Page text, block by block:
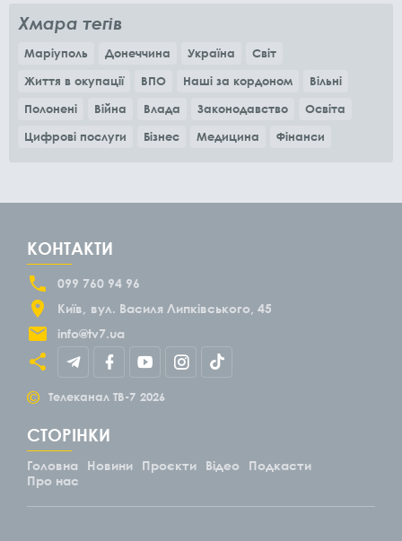
Хмара тегів
Маріуполь Донеччина Україна
Світ
Життя в окупації
ВПО Наші за кордоном
Вільні
Полонені
Війна Влада Законодавство
Освіта
Цифрові послуги
Бізнес Медицина Фінанси
КОНТАКТИ
099 760 94 96
Київ
вул. Василя Липківського, 45
info@tv7.ua
© Телеканал ТВ-7 2026
СТОРІНКИ
Головна Новини Проєкти Відео
Подкасти
Про нас